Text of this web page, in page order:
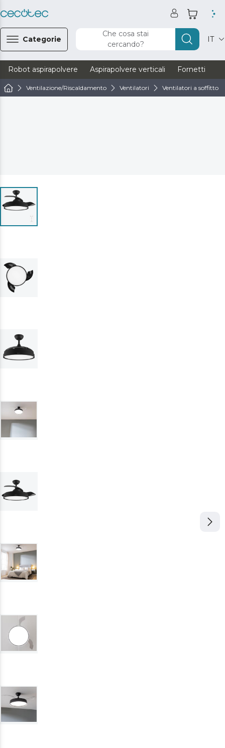
Categorie
Che cosa stai
cercando?
IT
Robot aspirapolvere Aspirapolvere verticali Fornetti
Ventilazione/Riscaldamento Ventilatori Ventilatori a soffitto